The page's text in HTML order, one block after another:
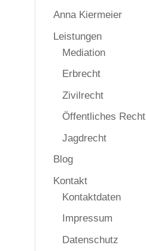
Anna Kiermeier
Leistungen
Mediation
Erbrecht
Zivilrecht
Öffentliches Recht
Jagdrecht
Blog
Kontakt
Kontaktdaten
Impressum
Datenschutz